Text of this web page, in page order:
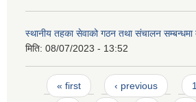
स्थानीय तहका सेवाको गठन तथा संचालन सम्बन्धमा
मिति: 08/07/2023 - 13:52
Pages
« first ‹ previous 1